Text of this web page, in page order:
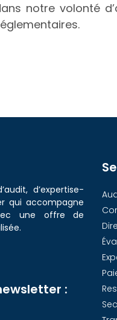
notre volonté
d’expertise-
qui accompagne
une offre de
: